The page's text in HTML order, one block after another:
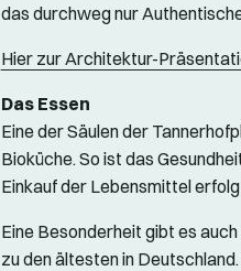
das durchweg nur
Hier zur Architektur-
Das Essen
Eine der Säulen der
Bioküche. So ist das
Einkauf der Lebensmittel
Eine Besonderheit gibt es
zu den ältesten in